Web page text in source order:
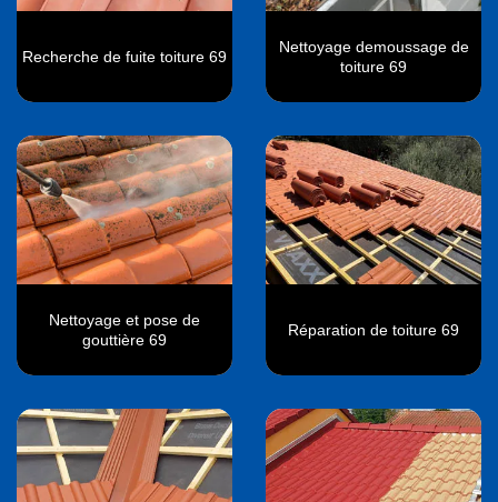
Recherche de fuite toiture 69
Nettoyage demoussage de
toiture 69
Nettoyage et pose de
gouttière 69
Réparation de toiture 69